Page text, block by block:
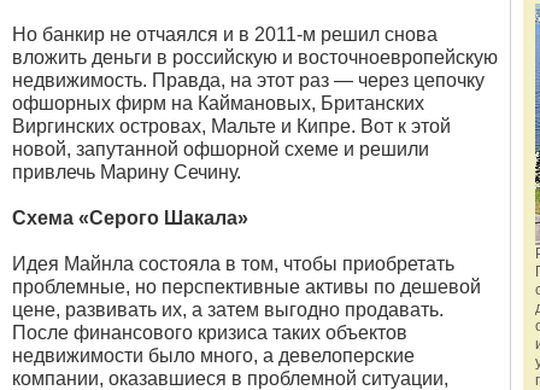
Но банкир не отчаялся и в 2011-м решил снова
вложить деньги в российскую и восточноевропейскую
недвижимость. Правда, на этот раз — через цепочку
офшорных фирм на Каймановых, Британских
Виргинских островах, Мальте и Кипре. Вот к этой
новой, запутанной офшорной схеме и решили
привлечь Марину Сечину.
Схема «Серого Шакала»
Идея Майнла состояла в том, чтобы приобретать
проблемные, но перспективные активы по дешевой
цене, развивать их, а затем выгодно продавать.
После финансового кризиса таких объектов
недвижимости было много, а девелоперские
компании, оказавшиеся в проблемной ситуации,